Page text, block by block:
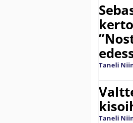
Taneli
Taneli